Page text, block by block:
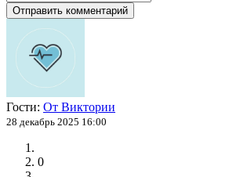
Отправить комментарий
Гости: От Виктории
28 декабрь 2025 16:00
0